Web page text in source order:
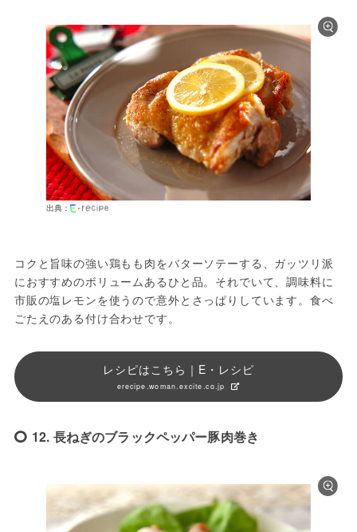
出典：
コクと旨味の強い鶏もも肉をバターソテーする、ガッツリ派
におすすめのボリュームあるひと品。それでいて、調味料に
市販の塩レモンを使うので意外とさっぱりしています。食べ
ごたえのある付け合わせです。
レシピはこちら｜E・レシピ
erecipe.woman.excite.co.jp
12. 長ねぎのブラックペッパー豚肉巻き